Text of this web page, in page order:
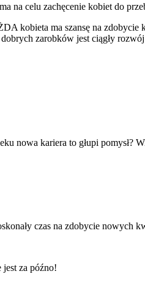
na celu zachęcenie kobiet do
kobieta ma szansę na
zarobków jest ciągły
nowa kariera to głupi pomysł?
czas na zdobycie nowych
za późno!